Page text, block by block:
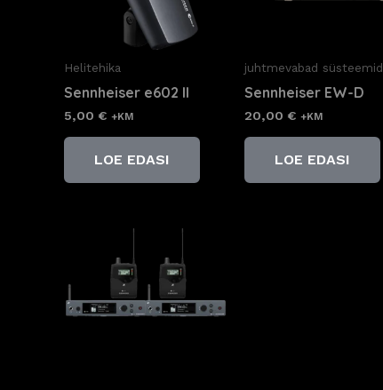
Helitehika
Sennheiser e602 II
5,00 € +KM
LOE EDASI
juhtmevabad süsteemid
Sennheiser EW-D
20,00 € +KM
LOE EDASI